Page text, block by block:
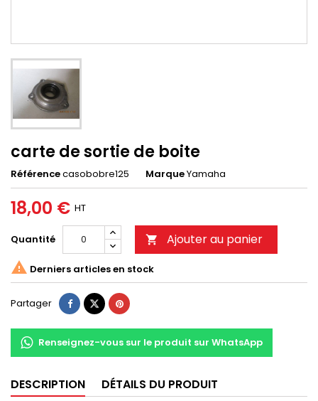
carte de sortie de boite
Référencecasobobre125 MarqueYamaha
18,00 € HT
Quantité  Ajouter au panier
 Derniers articles en stock
Partager
Renseignez-vous sur le produit sur WhatsApp
DESCRIPTION DÉTAILS DU PRODUIT